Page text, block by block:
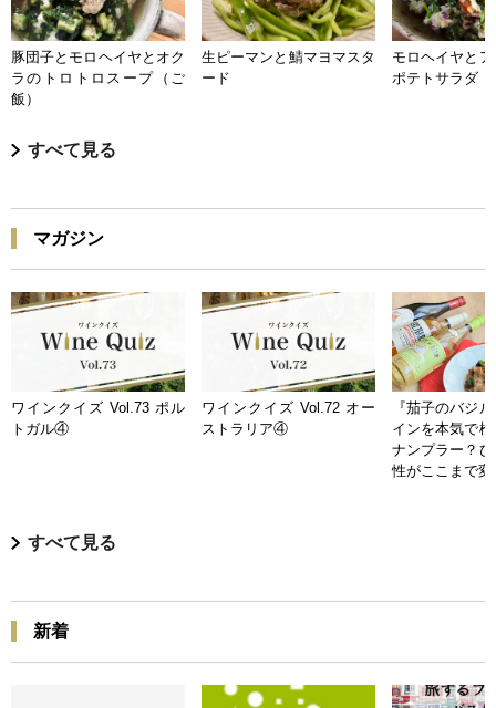
豚団子とモロヘイヤとオク
ラのトロトロスープ（ご
飯）
生ピーマンと鯖マヨマスタ
ード
モロヘイヤと
ポテトサラダ
すべて見る
マガジン
ワインクイズ Vol.73 ポル
トガル④
ワインクイズ Vol.72 オー
ストラリア④
『茄子のバジ
インを本気で
ナンプラー？
性がここまで
すべて見る
新着